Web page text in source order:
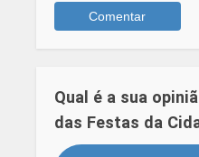
Qual é a sua
das Festas da